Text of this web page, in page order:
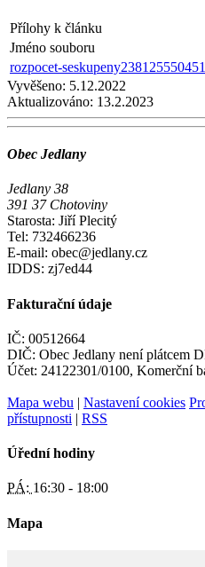
Přílohy k článku
Jméno souboru
rozpocet-
Vyvěšeno: 5.12.2022
Aktualizováno: 13.2.2023
Obec Jedlany
Jedlany 38
391 37 Chotoviny
Starosta: Jiří Plecitý
Tel: 732466236
E-mail: obec@jedlany.cz
IDDS: zj7ed44
Fakturační údaje
IČ: 00512664
DIČ: Obec Jedlany není plátcem
Účet: 24122301/0100, Komerční
Mapa webu | Nastavení cookies
přístupnosti | RSS
Úřední hodiny
PÁ: 16:30 - 18:00
Mapa